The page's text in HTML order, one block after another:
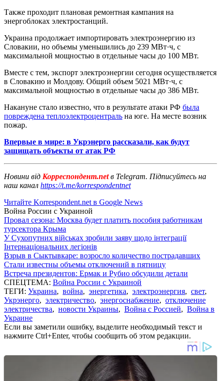
Также проходит плановая ремонтная кампания на
энергоблоках электростанций.
Украина продолжает импортировать электроэнергию из
Словакии, но объемы уменьшились до 239 МВт·ч, с
максимальной мощностью в отдельные часы до 100 МВт.
Вместе с тем, экспорт электроэнергии сегодня осуществляется
в Словакию и Молдову. Общий объем 5021 МВт·ч, с
максимальной мощностью в отдельные часы до 386 МВт.
Накануне стало известно, что в результате атаки РФ была
повреждена теплоэлектроцентраль на юге. На месте возник
пожар.
Впервые в мире: в Укрэнерго рассказали, как будут
защищать объекты от атак РФ
Новини від Корреспондент.netв Telegram. Підписуйтесь на
наш канал https://t.me/korrespondentnet
Читайте Korrespondent.net в Google News
Война России с Украиной
Провал сезона: Москва будет платить пособия работникам
турсектора Крыма
У Сухопутних військах зробили заяву щодо інтеграції
Інтернаціональних легіонів
Взрыв в Сыктывкаре: возросло количество пострадавших
Стали известны объемы отключений в пятницу
Встреча президентов: Ермак и Рубио обсудили детали
СПЕЦТЕМА: Война России с Украиной
ТЕГИ: Украина, война, энергетика, электроэнергия, свет,
Укрэнерго, электричество, энергоснабжение, отключение
электричества, новости Украины, Война с Россией, Война в
Украине
Если вы заметили ошибку, выделите необходимый текст и
нажмите Ctrl+Enter, чтобы сообщить об этом редакции.